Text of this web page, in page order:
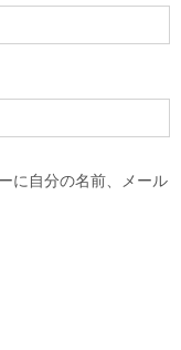
に自分の名前、メール